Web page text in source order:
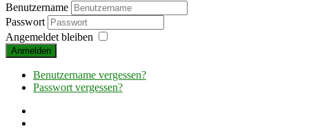
Benutzername
Passwort
Angemeldet bleiben
Anmelden
Benutzername vergessen?
Passwort vergessen?